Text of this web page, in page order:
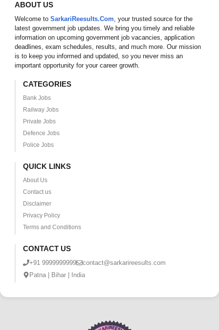
ABOUT US
Welcome to SarkariReesults.Com, your trusted source for the
latest government job updates. We bring you timely and reliable
information on upcoming government job vacancies, application
deadlines, exam schedules, results, and much more. Our mission
is to keep you informed and updated, so you never miss an
important opportunity for your career growth.
CATEGORIES
Bank Jobs
Railway Jobs
Private Jobs
Defence Jobs
Police Jobs
QUICK LINKS
About Us
Contact us
Disclaimer
Privacy Policy
Terms and Conditions
CONTACT US
+91 9999999999
contact@sarkarireesults.com
Patna | Bihar | India